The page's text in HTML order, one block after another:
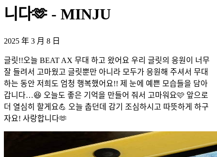
니다🫶 - MINJU
2025 年 3 月 8 日
글릿!!오늘 BEAT AX 무대 하고 왔어요 우리 글릿의 응원이 너무
잘 들려서 고마웠고 글릿뿐만 아니라 모두가 응원해 주셔서 무대
하는 동안 저희도 엄청 행복했어요!! 제 눈에 예쁜 모습들을 담아
갑니다…😆 오늘도 좋은 기억을 만들어 줘서 고마워요🩷 앞으로
더 열심히 할게요💪 오늘 춥던데 감기 조심하시고 따뜻하게 하구
자요! 사랑합니다🫶